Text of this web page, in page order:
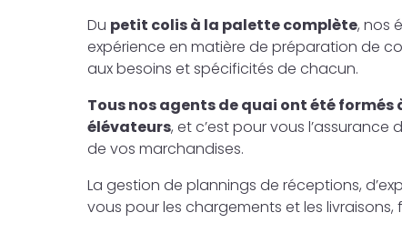
Du petit colis à la palette complète, nos
expérience en matière de préparation de
aux besoins et spécificités de chacun.
Tous nos agents de quai ont été
élévateurs, et c’est pour vous l’assurance
de vos marchandises.
La gestion de plannings de réceptions,
vous pour les chargements et les